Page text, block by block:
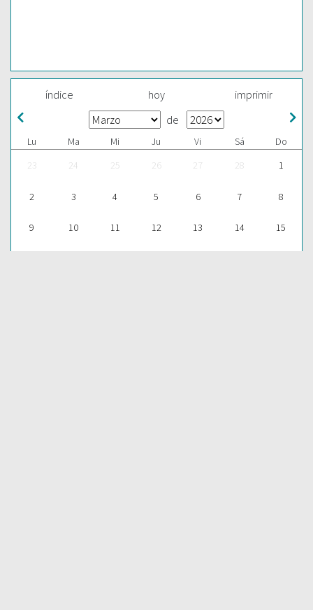
índice hoy imprimir
de
Lu Ma Mi Ju Vi Sá
Do
23
24 25 26 27 28 1
2 3 4 5 6 7 8
9 10 11 12 13 14 15